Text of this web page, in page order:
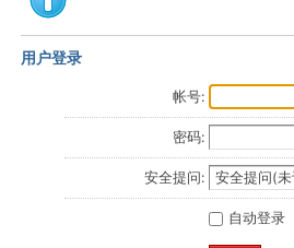
用户登录
帐号:
密码:
安全提问:
自动登录